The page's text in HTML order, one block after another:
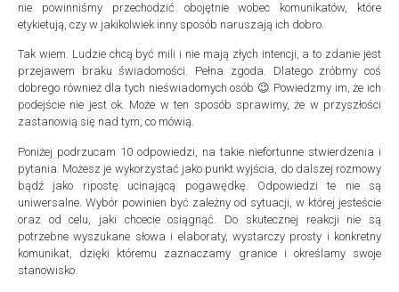
nie powinniśmy przechodzić obojętnie wobec komunikatów, które
etykietują, czy w jakikolwiek inny sposób naruszają ich dobro.
Tak wiem. Ludzie chcą być mili i nie mają złych intencji, a to zdanie jest
przejawem braku świadomości. Pełna zgoda. Dlatego zróbmy coś
dobrego również dla tych nieświadomych osób 😉 Powiedzmy im, że ich
podejście nie jest ok. Może w ten sposób sprawimy, że w przyszłości
zastanowią się nad tym, co mówią.
Poniżej podrzucam 10 odpowiedzi, na takie niefortunne stwierdzenia i
pytania. Możesz je wykorzystać jako punkt wyjścia, do dalszej rozmowy
bądź jako ripostę ucinającą pogawędkę. Odpowiedzi te nie są
uniwersalne. Wybór powinien być zależny od sytuacji, w której jesteście
oraz od celu, jaki chcecie osiągnąć. Do skutecznej reakcji nie są
potrzebne wyszukane słowa i elaboraty, wystarczy prosty i konkretny
komunikat, dzięki któremu zaznaczamy granice i określamy swoje
stanowisko.